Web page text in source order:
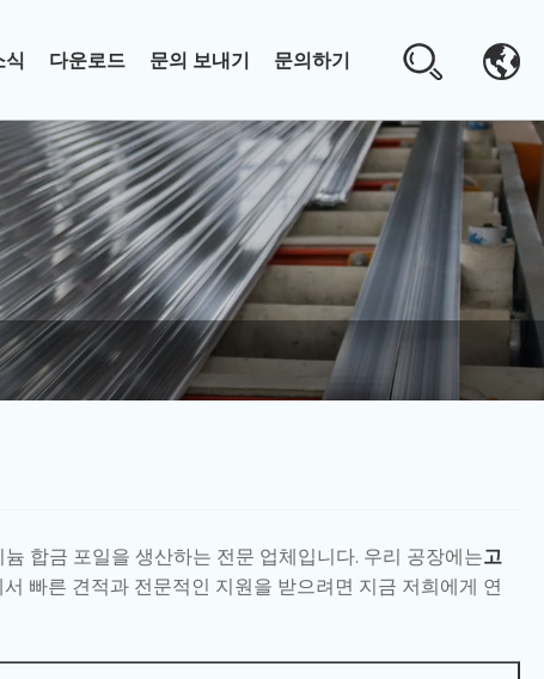
식 다운로드 문의 보내기 문의하기
합금 포일을 생산하는 전문 업체입니다. 우리 공장에는고
빠른 견적과 전문적인 지원을 받으려면 지금 저희에게 연